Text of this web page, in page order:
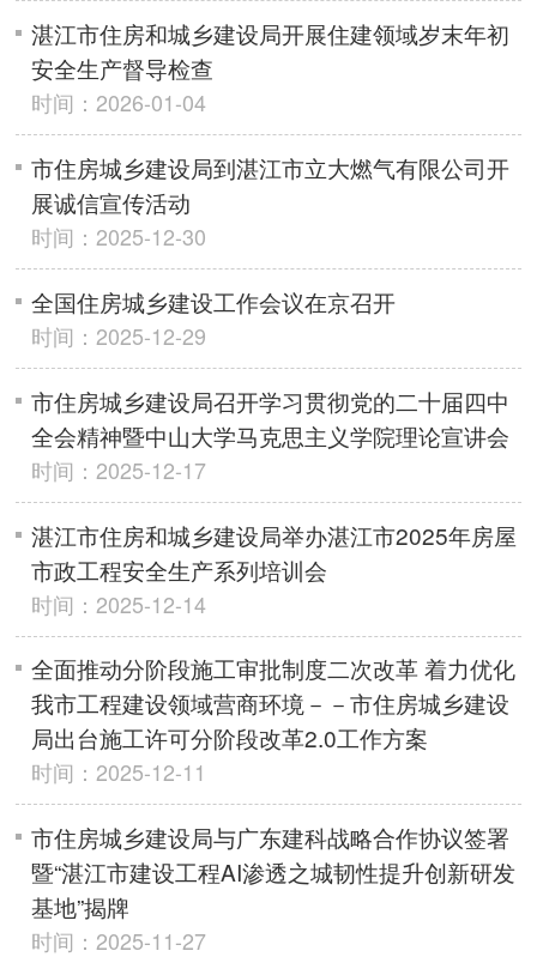
湛江市住房和城乡建设局开展住建领域岁末年初
安全生产督导检查
时间：2026-01-04
市住房城乡建设局到湛江市立大燃气有限公司开
展诚信宣传活动
时间：2025-12-30
全国住房城乡建设工作会议在京召开
时间：2025-12-29
市住房城乡建设局召开学习贯彻党的二十届四中
全会精神暨中山大学马克思主义学院理论宣讲会
时间：2025-12-17
湛江市住房和城乡建设局举办湛江市2025年房屋
市政工程安全生产系列培训会
时间：2025-12-14
全面推动分阶段施工审批制度二次改革 着力优化
我市工程建设领域营商环境－－市住房城乡建设
局出台施工许可分阶段改革2.0工作方案
时间：2025-12-11
市住房城乡建设局与广东建科战略合作协议签署
暨“湛江市建设工程AI渗透之城韧性提升创新研发
基地”揭牌
时间：2025-11-27